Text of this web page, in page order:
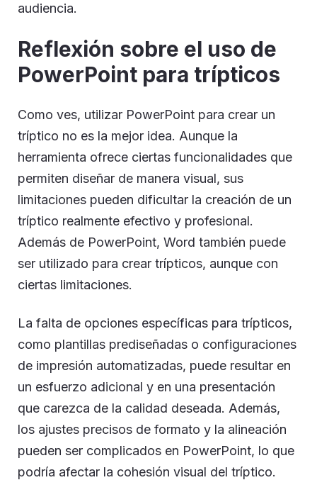
audiencia.
Reflexión sobre el uso de
PowerPoint para trípticos
Como ves, utilizar PowerPoint para crear un
tríptico no es la mejor idea. Aunque la
herramienta ofrece ciertas funcionalidades que
permiten diseñar de manera visual, sus
limitaciones pueden dificultar la creación de un
tríptico realmente efectivo y profesional.
Además de PowerPoint, Word también puede
ser utilizado para crear trípticos, aunque con
ciertas limitaciones.
La falta de opciones específicas para trípticos,
como plantillas prediseñadas o configuraciones
de impresión automatizadas, puede resultar en
un esfuerzo adicional y en una presentación
que carezca de la calidad deseada. Además,
los ajustes precisos de formato y la alineación
pueden ser complicados en PowerPoint, lo que
podría afectar la cohesión visual del tríptico.